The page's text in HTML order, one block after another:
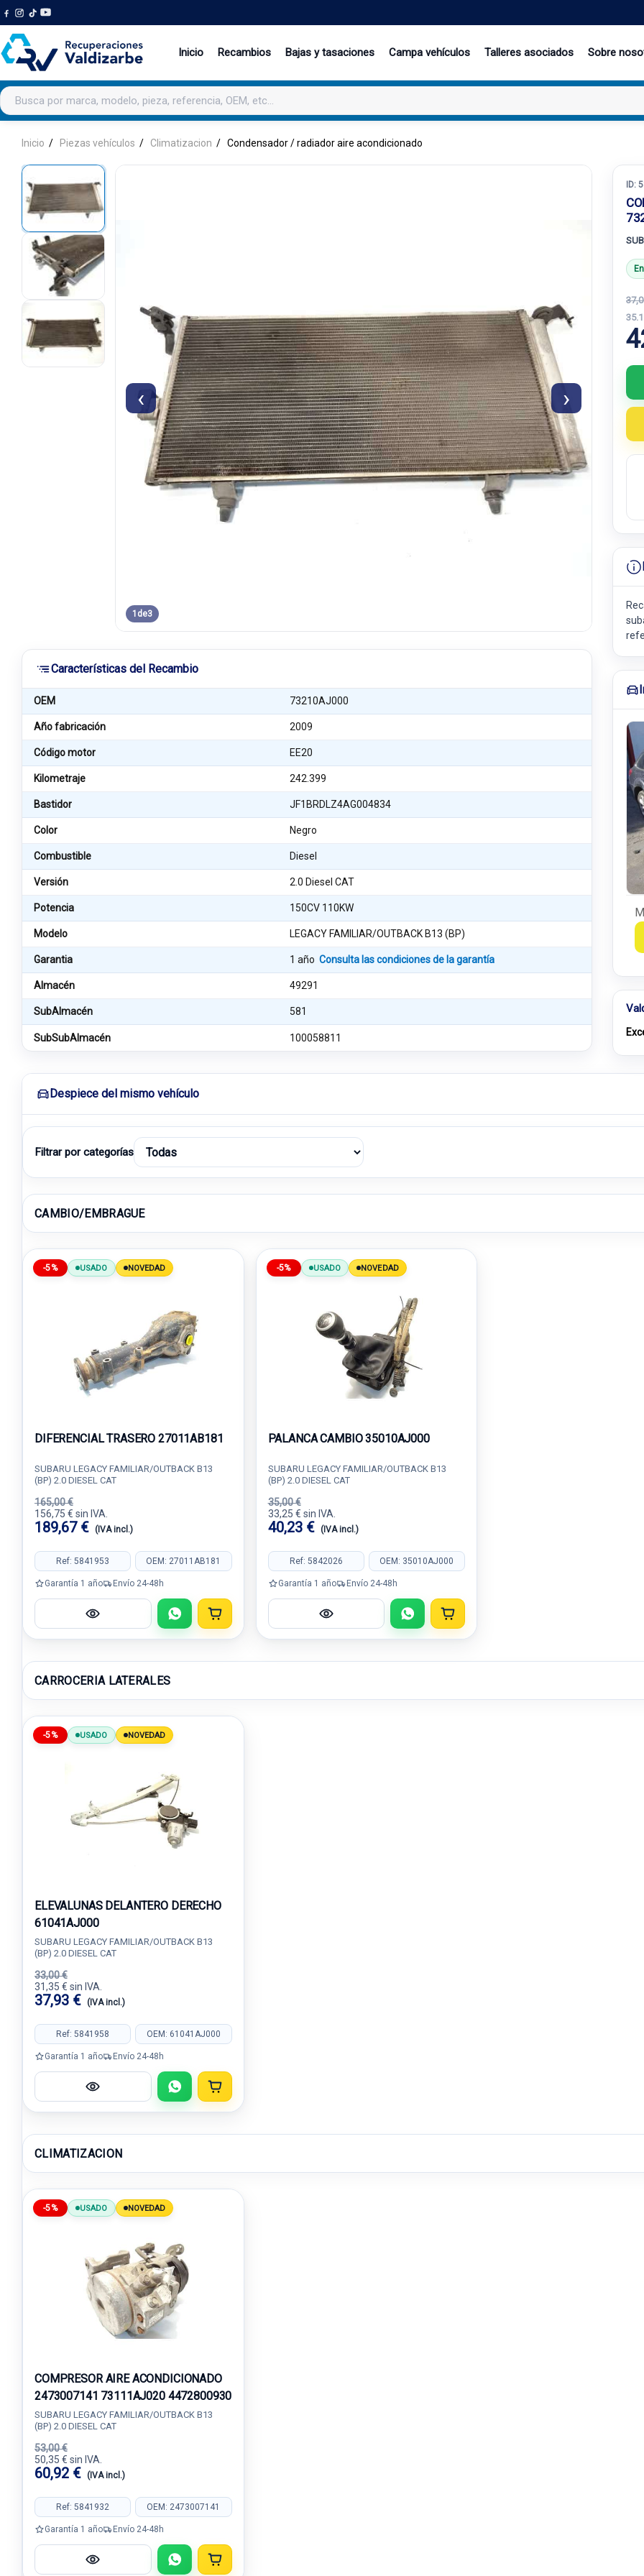
Inicio Recambios Bajas y tasaciones Campa vehículos Talleres asociados Sobre
Buscar productos
Inicio Piezas vehículos Climatizacion Condensador / radiador aire acondicionado
‹ ›
1 de3
Características del Recambio
OEM 73210AJ000
Año fabricación 2009
Código motor EE20
Kilometraje 242.399
Bastidor JF1BRDLZ4AG004834
Color Negro
Combustible Diesel
Versión 2.0 Diesel CAT
Potencia 150CV 110KW
Modelo LEGACY FAMILIAR/OUTBACK B13 (BP)
Garantia 1 añoConsulta las condiciones de la garantía
Almacén 49291
SubAlmacén 581
SubSubAlmacén 100058811
ID:
Despiece del mismo vehículo
Filtrar por categorías
CAMBIO/EMBRAGUE
-5% USADO NOVEDAD
DIFERENCIAL TRASERO 27011AB181
SUBARU LEGACY FAMILIAR/OUTBACK B13
(BP) 2.0 DIESEL CAT
165,00 €
156,75 € sin IVA.
189,67 € (IVA incl.)
Ref: 5841953 OEM: 27011AB181
Garantía 1 año Envío 24-48h
-5% USADO NOVEDAD
PALANCA CAMBIO 35010AJ000
SUBARU LEGACY FAMILIAR/OUTBACK B13
(BP) 2.0 DIESEL CAT
35,00 €
33,25 € sin IVA.
40,23 € (IVA incl.)
Ref: 5842026 OEM: 35010AJ000
Garantía 1 año Envío 24-48h
CARROCERIA LATERALES
-5% USADO NOVEDAD
ELEVALUNAS DELANTERO DERECHO
61041AJ000
SUBARU LEGACY FAMILIAR/OUTBACK B13
(BP) 2.0 DIESEL CAT
33,00 €
31,35 € sin IVA.
37,93 € (IVA incl.)
Ref: 5841958 OEM: 61041AJ000
Garantía 1 año Envío 24-48h
CLIMATIZACION
-5% USADO NOVEDAD
COMPRESOR AIRE ACONDICIONADO
2473007141 73111AJ020 4472800930
SUBARU LEGACY FAMILIAR/OUTBACK B13
(BP) 2.0 DIESEL CAT
53,00 €
50,35 € sin IVA.
60,92 € (IVA incl.)
Ref: 5841932 OEM: 2473007141
Garantía 1 año Envío 24-48h